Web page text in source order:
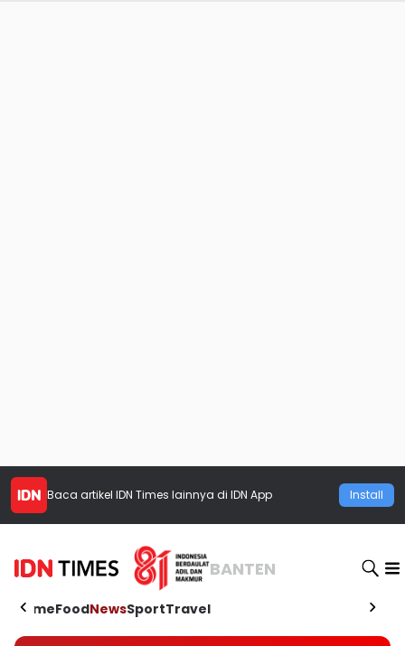
Baca artikel IDN Times lainnya di IDN App Install
BANTEN
HomeFoodNewsSportTravel